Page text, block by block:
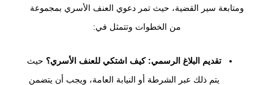
ومتابعة سير القضية، حيث تمر دعوي العنف الأسري بمجموعة
من الخطوات وتتمثل في:
تقديم البلاغ الرسمي: كيف اشتكي للعنف الأسري؟ حيث
يتم ذلك عبر الشرطة أو النيابة العامة، ويجب أن يتضمن